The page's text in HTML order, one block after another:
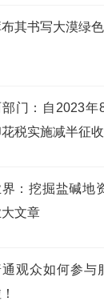
布其书写大漠绿
门：自2023年
税实施减半征收
界：挖掘盐碱地
文章
通观众如何参与